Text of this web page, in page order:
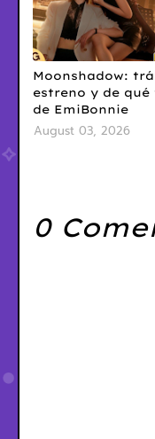
Moonshadow:
estreno y de
de EmiBonnie
August 03, 2026
0